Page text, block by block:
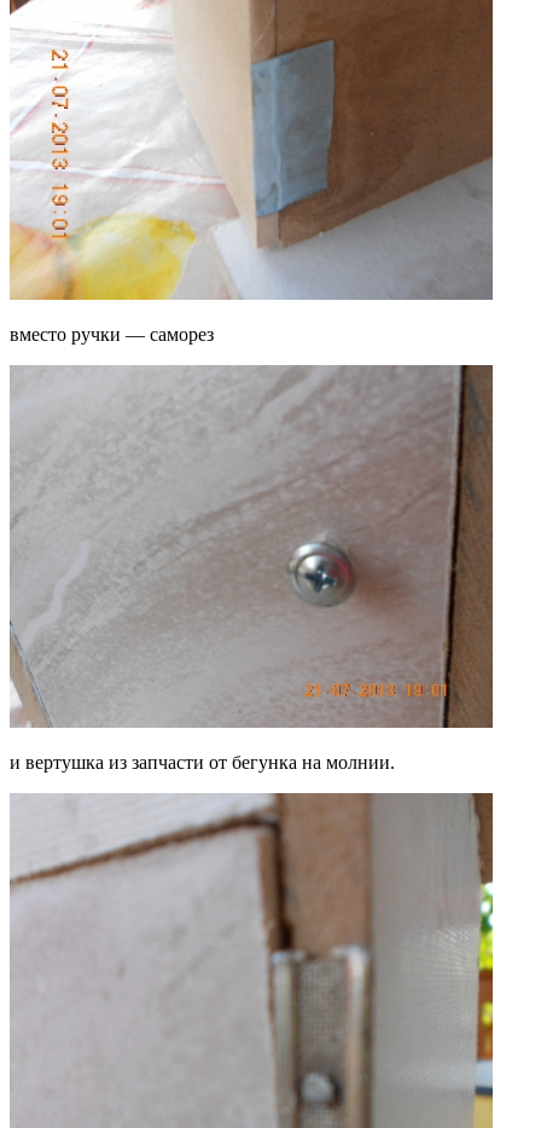
вместо ручки — саморез
и вертушка из запчасти от бегунка на молнии.